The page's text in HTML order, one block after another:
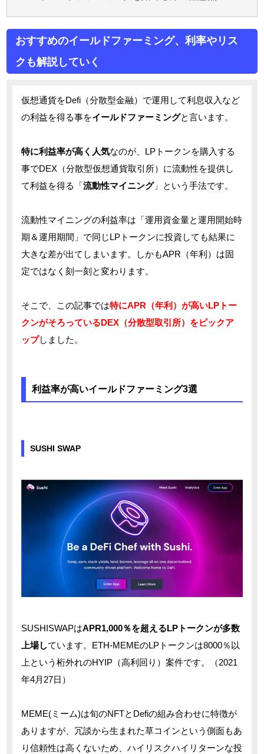
おすすめのイールドファーミング、利率やリス
クも解説していく
仮想通貨をDefi（分散型金融）で運用して利息収入など
の利益を得る事をイールドファーミングと言います。
特に利益率が高く人気なのが、LPトークンを購入する
事でDEX（分散型仮想通貨取引所）に流動性を提供し
て利益を得る「流動性マイニング」という手法です。
流動性マイニングの利益率は「運用資金量と運用開始時
期＆運用期間」で同じLPトークンに投資しても結果に
大きな差が出てしまいます。しかもAPR（年利）は固
定ではなく刻一刻と変わります。
そこで、この記事では特にAPR（年利）が高いLPトー
クンがそろっているDEX（分散型取引所）をピックア
ップしました。
利益率が高いイールドファーミング3選
SUSHI SWAP
SUSHISWAPはAPR1,000％を超えるLPトークンが多数
上場しています。ETH-MEMEのLPトークンは8000％以
上という桁外れのHYIP（高利回り）案件です。（2021
年4月27日）
MEME(ミーム)は旬のNFTとDefiの組み合わせに特徴が
ありますが、冗談から生まれた草コインという側面もあ
り信頼性は高くないため、ハイリスクハイリターンな投